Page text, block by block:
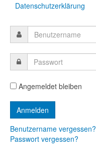
Datenschutzerklärung
Angemeldet bleiben
Benutzername vergessen?
Passwort vergessen?